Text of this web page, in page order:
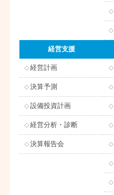
経営支援
経営計画
決算予測
設備投資計画
経営分析・診断
決算報告会